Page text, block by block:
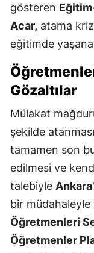
gösteren
Acar, atama
eğitimde
Gözaltılar
Mülakat
şekilde
tamamen son
edilmesi ve
talebiyle Ankara
bir müdahaleyle
Öğretmenleri
Öğretmenler